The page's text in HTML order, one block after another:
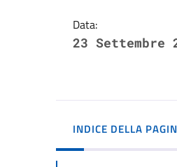
Data:
23 Settembre
INDICE DELLA